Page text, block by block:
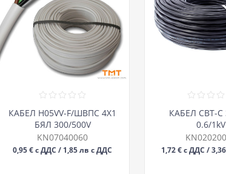
КАБЕЛ H05VV-F/ШВПС 4Х1
БЯЛ 300/500V
KN07040060
0,95 € с ДДС / 1,85 лв с ДДС
КАБЕЛ СВТ-С
0.6/1kV
1,72 € с ДДС /